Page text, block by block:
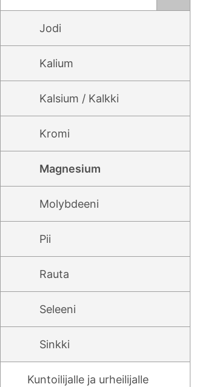
Jodi
Kalium
Kalsium / Kalkki
Kromi
Magnesium
Molybdeeni
Pii
Rauta
Seleeni
Sinkki
Kuntoilijalle ja urheilijalle